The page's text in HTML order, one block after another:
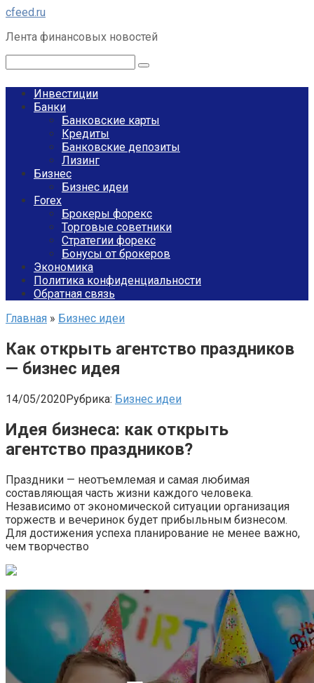
Перейти
контенту
cfeed.ru
Лента финансовых новостей
Инвестиции
Банки
Банковские карты
Кредиты
Банковские депозиты
Лизинг
Бизнес
Бизнес идеи
Forex
Брокеры форекс
Торговые советники
Стратегии форекс
Бонусы от брокеров
Экономика
Политика конфиденциальности
Обратная связь
Главная » Бизнес идеи
Как открыть агентство праздников
— бизнес идея
14/05/2020Рубрика: Бизнес идеи
Идея бизнеса: как открыть
агентство праздников?
Праздники — неотъемлемая и самая любимая
составляющая часть жизни каждого человека.
Независимо от экономической ситуации организация
торжеств и вечеринок будет прибыльным бизнесом.
Для достижения успеха планирование не менее важно,
чем творчество